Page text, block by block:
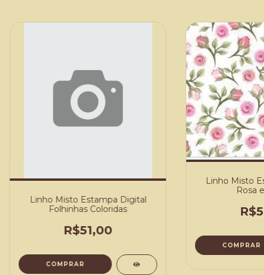
Linho Misto Estampa Digital
Folhinhas Coloridas
R$51,00
COMPRAR
Linho Misto
Rosa
COMPRAR